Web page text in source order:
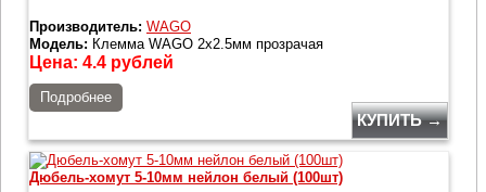
Производитель: WAGO
Модель: Клемма WAGO 2x2.5мм прозрачая
Цена: 4.4 рублей
Подробнее
КУПИТЬ →
Дюбель-хомут 5-10мм нейлон белый (100шт)